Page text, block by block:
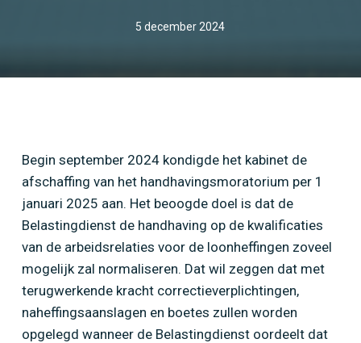
5 december 2024
Home
Opdrachtgevers opgelet: afschaffing van
het handhavingsmoratorium per 1 januari 2025
Begin september 2024 kondigde het kabinet de
afschaffing van het handhavingsmoratorium per 1
januari 2025 aan. Het beoogde doel is dat de
Belastingdienst de handhaving op de kwalificaties
van de arbeidsrelaties voor de loonheffingen zoveel
mogelijk zal normaliseren. Dat wil zeggen dat met
terugwerkende kracht correctieverplichtingen,
naheffingsaanslagen en boetes zullen worden
opgelegd wanneer de Belastingdienst oordeelt dat